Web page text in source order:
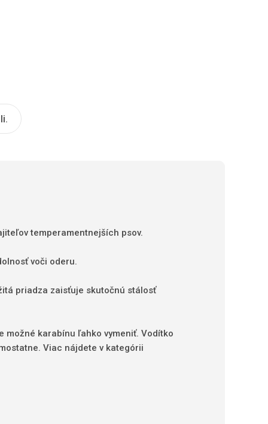
temperamentnejších psov.
voči oderu.
priadza zaisťuje skutočnú stálosť
možné karabínu ľahko vymeniť. Vodítko
Viac nájdete v kategórii